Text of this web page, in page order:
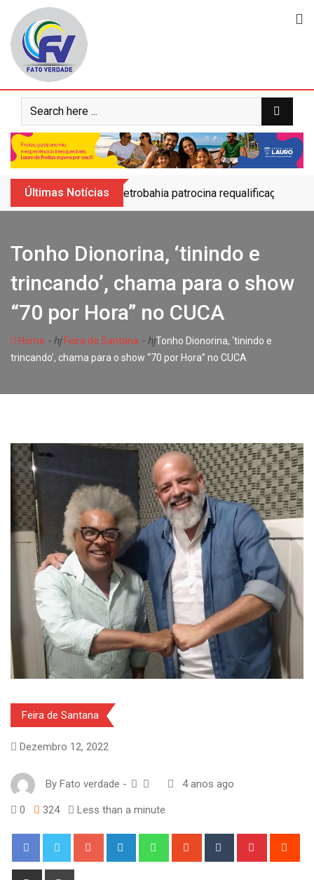
content
Últimas Notícias Petrobahia patrocina requalificação do
Tonho Dionorina, ‘tinindo e
trincando’, chama para o show
“70 por Hora” no CUCA
Home - hjFeira de Santana - hjTonho Dionorina, ‘tinindo e
trincando’, chama para o show “70 por Hora” no CUCA
Feira de Santana
Dezembro 12, 2022
By Fato verdade - 4 anos ago
0 324 Less than a minute
Google+ LinkedIn WhatsappStumbleUpon
Tumblr Pinterest
Share